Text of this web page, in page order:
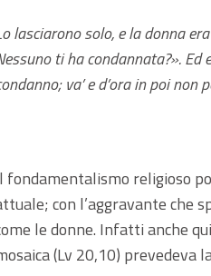
lasciarono solo, e la donna
ti ha condannata?». Ed
va’ e d’ora in poi non
fondamentalismo religioso
con l’aggravante che
le donne. Infatti anche
(Lv 20,10) prevedeva